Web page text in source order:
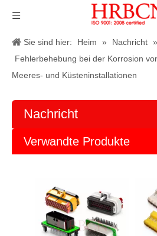
Sie sind hier: Heim » Nachricht »
Fehlerbehebung bei der Korrosion
Meeres- und Küsteninstallationen
Nachricht
Verwandte Produkte